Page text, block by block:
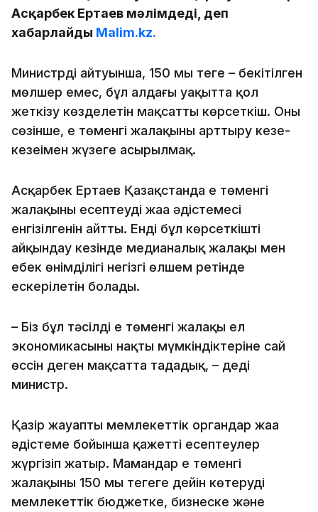
Асқарбек Ертаев мәлімдеді, деп
хабарлайды Malim.kz.
Министрдің айтуынша, 150 мың теңге – бекітілген
мөлшер емес, бұл алдағы уақытта қол
жеткізу көзделетін мақсатты көрсеткіш. Оның
сөзінше, ең төменгі жалақыны арттыру кезең-
кезеңімен жүзеге асырылмақ.
Асқарбек Ертаев Қазақстанда ең төменгі
жалақыны есептеудің жаңа әдістемесі
енгізілгенін айтты. Енді бұл көрсеткішті
айқындау кезінде медианалық жалақы мен
еңбек өнімділігі негізгі өлшем ретінде
ескерілетін болады.
– Біз бұл тәсілді ең төменгі жалақы ел
экономикасының нақты мүмкіндіктеріне сай
өссін деген мақсатта таңдадық, – деді
министр.
Қазір жауапты мемлекеттік органдар жаңа
әдістеме бойынша қажетті есептеулер
жүргізіп жатыр. Мамандар ең төменгі
жалақыны 150 мың теңгеге дейін көтерудің
мемлекеттік бюджетке, бизнеске және